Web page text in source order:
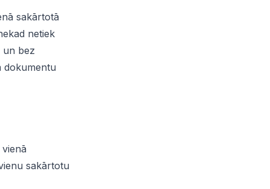
sakārtotā
netiek
un bez
dokumentu
sakārtotu